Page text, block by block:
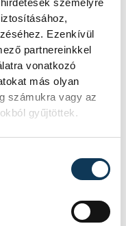
Ezenkívül
partnereinkkel
vonatkozó
más olyan
számukra vagy az
gyűjtöttek.
adatok
értékelték
az
miatt